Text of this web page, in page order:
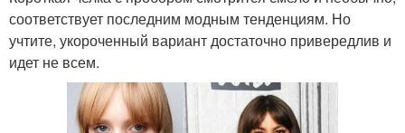
соответствует последним модным тенденциям. Но
учтите, укороченный вариант достаточно привередлив и
идет не всем.